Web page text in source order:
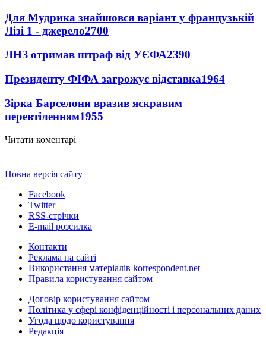
Для Мудрика знайшовся варіант у французькій
Лізі 1 - джерело2700
ЛНЗ отримав штраф від УЄФА2390
Президенту ФІФА загрожує відставка1964
Зірка Барселони вразив яскравим
перевтіленням1955
Читати коментарі
Повна версія сайту
Facebook
Twitter
RSS-стрічки
E-mail розсилка
Контакти
Реклама на сайті
Використання матеріалів korrespondent.net
Правила користування сайтом
Договір користування сайтом
Політика у сфері конфіденційності і персональних даних
Угода щодо користування
Редакція